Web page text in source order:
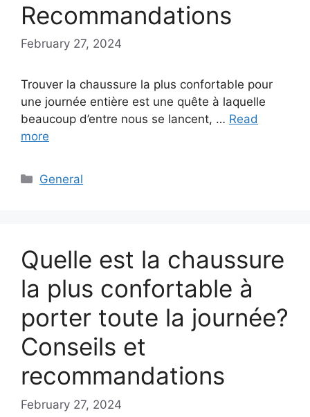
Recommandations
February 27, 2024
Trouver la chaussure la plus confortable pour
une journée entière est une quête à laquelle
beaucoup d’entre nous se lancent, … Read
more
Categories
General
Quelle est la chaussure
la plus confortable à
porter toute la journée?
Conseils et
recommandations
February 27, 2024